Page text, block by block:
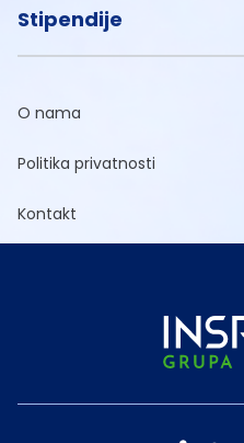
Stipendije
O nama
Politika privatnosti
Kontakt